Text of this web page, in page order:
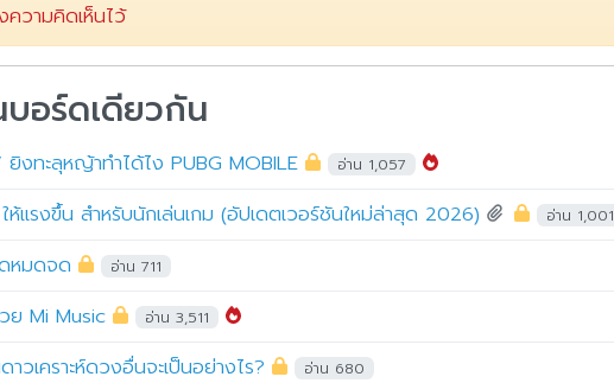
ความคิดเห็นไว้
บอร์ดเดียวกัน
งทะลุหญ้าทำได้ไง PUBG MOBILE อ่าน 1,057
แรงขึ้น สำหรับนักเล่นเกม (อัปเดตเวอร์ชันใหม่ล่าสุด 2026) อ่าน 1,001
หมดจด อ่าน 711
ย Mi Music อ่าน 3,511
เคราะห์ดวงอื่นจะเป็นอย่างไร? อ่าน 680